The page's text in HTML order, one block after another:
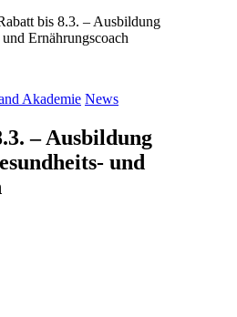
bis 8.3. – Ausbildung
Ernährungscoach
Akademie News
– Ausbildung
und